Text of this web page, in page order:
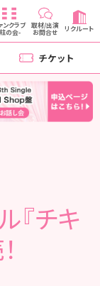
ンクラブ
の会-
取材/出演
お問合せ リクルート
チケット
『チキ